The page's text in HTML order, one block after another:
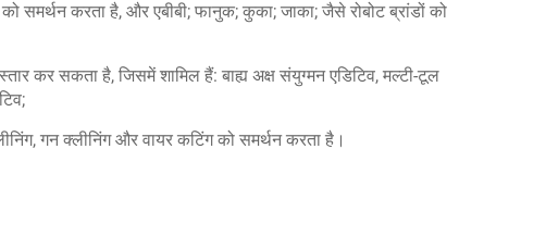
करता है, और एबीबी; फानुक; कुका; जाका; जैसे रोबोट ब्रांडों को
कर सकता है, जिसमें शामिल हैं: बाह्य अक्ष संयुग्मन एडिटिव, मल्टी-टूल
गन क्लीनिंग और वायर कटिंग को समर्थन करता है।